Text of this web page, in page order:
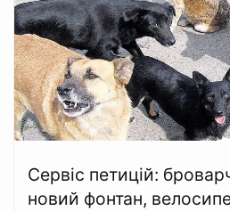
Сервіс петицій:
новий фонтан,